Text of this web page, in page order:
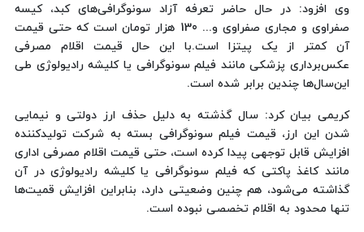
وی افزود: در حال حاضر تعرفه آزاد سونوگرافی‌های کبد، کیسه
صفراوی و مجاری صفراوی و... 130 هزار تومان است که حتی قیمت
آن کمتر از یک پیتزا است.با این حال قیمت اقلام مصرفی
عکس‌برداری پزشکی مانند فیلم سونوگرافی یا کلیشه رادیولوژی طی
این‌سال‌ها چندین برابر شده است.
کریمی بیان کرد: سال گذشته به دلیل حذف ارز دولتی و نیمایی
شدن این ارز، قیمت فیلم سونوگرافی بسته به شرکت تولیدکننده
افزایش قابل توجهی پیدا کرده است، حتی قیمت اقلام مصرفی اداری
مانند کاغذ پاکتی که فیلم سونوگرافی یا کلیشه رادیولوژی در آن
گذاشته می‌شود، هم چنین وضعیتی دارد، بنابراین افزایش قمیت‌ها
تنها محدود به اقلام تخصصی نبوده است.